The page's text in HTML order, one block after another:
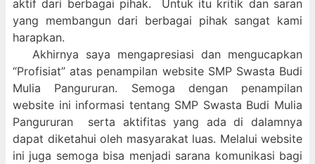
aktif dari berbagai pihak. Untuk itu kritik dan saran
yang membangun dari berbagai pihak sangat kami
harapkan.
Akhirnya saya mengapresiasi dan mengucapkan
“Profisiat” atas penampilan website SMP Swasta Budi
Mulia Pangururan. Semoga dengan penampilan
website ini informasi tentang SMP Swasta Budi Mulia
Pangururan serta aktifitas yang ada di dalamnya
dapat diketahui oleh masyarakat luas. Melalui website
ini juga semoga bisa menjadi sarana komunikasi bagi